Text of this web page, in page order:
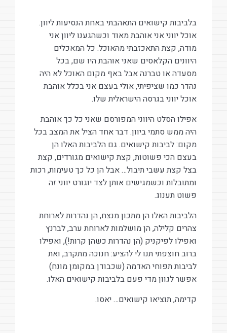
בלביבות קישואים התאהבתי באחת הנסיעות ליוון.
אוכל יווני אני אוהבת מאוד וכשהגענו ליוון אני
מודה, קצת התאכזבתי מהאוכל. כל המאכלים
היוונים הקלאסים שאני אוהבת היו שם, בכל
מסעדה או טברנה אבל באף מקום האוכל לא היה
נהדר כמו שציפיתי, אולי בעצם אני בכלל אוהבת
אוכל יווני בגרסה הישראלית שלו.
אפילו הסלט היווני המפורסם שאני כל כך אוהבת
היה ממש סתמי ביוון. דבר אחד הציל את המצב בכל
מקום: לביבות קישואים. גם הלביבות האלו הן
בעצם הכי פשוטות, קצת קישואים מגורדים, קצת
בצל קצת עשבי תיבול… אבל הן כל כך טעימות, רכות
ומתובלות וכשמגישים אותן לצד יוגורט יווני זה
פשוט תענוג.
הלביבות האלו הן מתכון מנצח, הן נהדרות לארוחת
צהרים קלילה, הן מושלמות לארוחת ערב, לברנץ
ואפילו לפיקניק (הן נהדרות כשהן קרות!), ואפילו
ברוב חוצפתי תנו לי להציע: חנוכה מתקרב, ואת
לביבות תפוחי האדמה (שכבודן במקומן מונח)
אפשר לגוון מדי פעם בלביבות קישואים האלו.
קדימה, תוציאו קישואים… יאסו.